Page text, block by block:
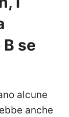
se
alcune
anche